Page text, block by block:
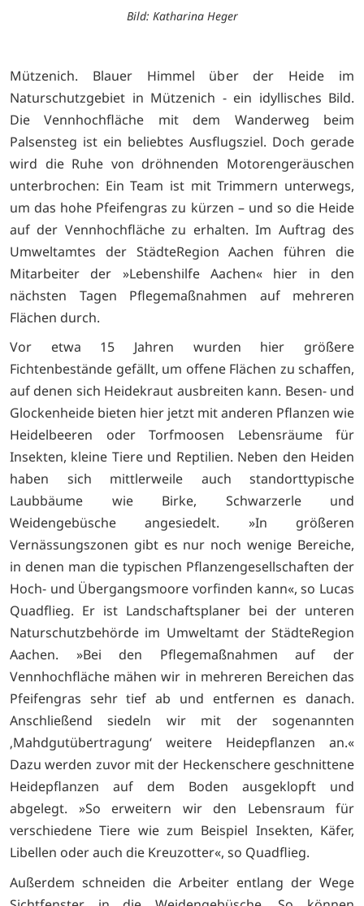
Bild: Katharina Heger
Mützenich. Blauer Himmel über der Heide im
Naturschutzgebiet in Mützenich - ein idyllisches Bild.
Die Vennhochfläche mit dem Wanderweg beim
Palsensteg ist ein beliebtes Ausflugsziel. Doch gerade
wird die Ruhe von dröhnenden Motorengeräuschen
unterbrochen: Ein Team ist mit Trimmern unterwegs,
um das hohe Pfeifengras zu kürzen – und so die Heide
auf der Vennhochfläche zu erhalten. Im Auftrag des
Umweltamtes der StädteRegion Aachen führen die
Mitarbeiter der »Lebenshilfe Aachen« hier in den
nächsten Tagen Pflegemaßnahmen auf mehreren
Flächen durch.
Vor etwa 15 Jahren wurden hier größere
Fichtenbestände gefällt, um offene Flächen zu schaffen,
auf denen sich Heidekraut ausbreiten kann. Besen- und
Glockenheide bieten hier jetzt mit anderen Pflanzen wie
Heidelbeeren oder Torfmoosen Lebensräume für
Insekten, kleine Tiere und Reptilien. Neben den Heiden
haben sich mittlerweile auch standorttypische
Laubbäume wie Birke, Schwarzerle und
Weidengebüsche angesiedelt. »In größeren
Vernässungszonen gibt es nur noch wenige Bereiche,
in denen man die typischen Pflanzengesellschaften der
Hoch- und Übergangsmoore vorfinden kann«, so Lucas
Quadflieg. Er ist Landschaftsplaner bei der unteren
Naturschutzbehörde im Umweltamt der StädteRegion
Aachen. »Bei den Pflegemaßnahmen auf der
Vennhochfläche mähen wir in mehreren Bereichen das
Pfeifengras sehr tief ab und entfernen es danach.
Anschließend siedeln wir mit der sogenannten
‚Mahdgutübertragung‘ weitere Heidepflanzen an.«
Dazu werden zuvor mit der Heckenschere geschnittene
Heidepflanzen auf dem Boden ausgeklopft und
abgelegt. »So erweitern wir den Lebensraum für
verschiedene Tiere wie zum Beispiel Insekten, Käfer,
Libellen oder auch die Kreuzotter«, so Quadflieg.
Außerdem schneiden die Arbeiter entlang der Wege